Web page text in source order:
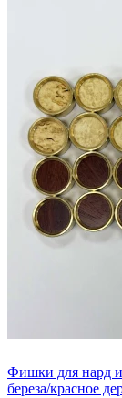
Фишки для нард
береза/красное